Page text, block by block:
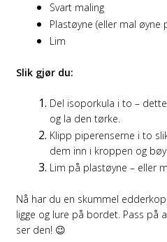
Svart maling
Plastøyne (eller mal øyne
Lim
Slik gjør du:
Del isoporkula i to –
og la den tørke.
Klipp piperenserne i to
dem inn i kroppen og
Lim på plastøyne – eller
Nå har du en skummel
ligge og lure på bordet. Pass på
ser den! 😉